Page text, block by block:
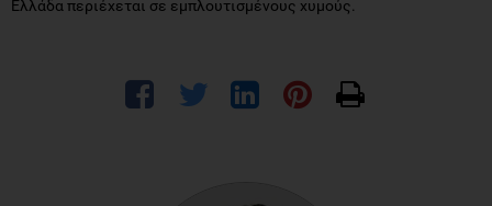
Ελλάδα περιέχεται σε εμπλουτισμένους χυμούς.